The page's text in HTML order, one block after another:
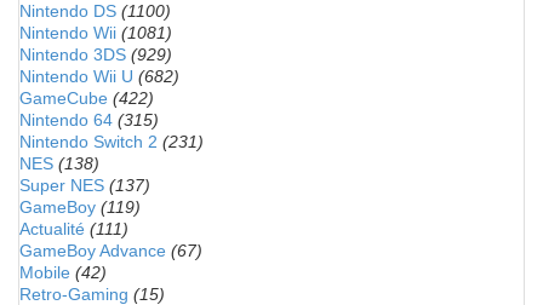
Nintendo DS (1100)
Nintendo Wii (1081)
Nintendo 3DS (929)
Nintendo Wii U (682)
GameCube (422)
Nintendo 64 (315)
Nintendo Switch 2 (231)
NES (138)
Super NES (137)
GameBoy (119)
Actualité (111)
GameBoy Advance (67)
Mobile (42)
Retro-Gaming (15)